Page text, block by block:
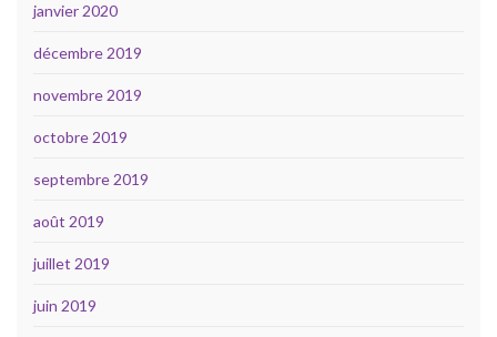
janvier 2020
décembre 2019
novembre 2019
octobre 2019
septembre 2019
août 2019
juillet 2019
juin 2019